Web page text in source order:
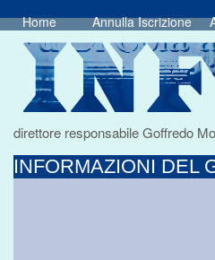
Home Annulla Iscrizione
direttore responsabile Goffredo
INFORMAZIONI DEL